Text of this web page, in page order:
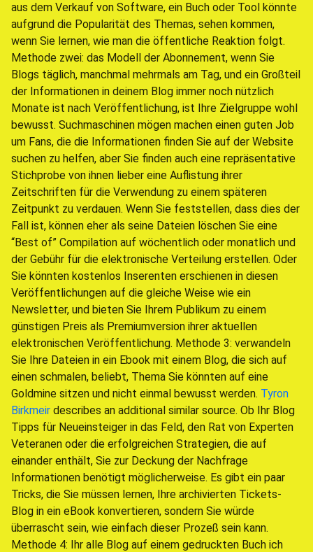
aus dem Verkauf von Software, ein Buch oder Tool könnte
aufgrund die Popularität des Themas, sehen kommen,
wenn Sie lernen, wie man die öffentliche Reaktion folgt.
Methode zwei: das Modell der Abonnement, wenn Sie
Blogs täglich, manchmal mehrmals am Tag, und ein Großteil
der Informationen in deinem Blog immer noch nützlich
Monate ist nach Veröffentlichung, ist Ihre Zielgruppe wohl
bewusst. Suchmaschinen mögen machen einen guten Job
um Fans, die die Informationen finden Sie auf der Website
suchen zu helfen, aber Sie finden auch eine repräsentative
Stichprobe von ihnen lieber eine Auflistung ihrer
Zeitschriften für die Verwendung zu einem späteren
Zeitpunkt zu verdauen. Wenn Sie feststellen, dass dies der
Fall ist, können eher als seine Dateien löschen Sie eine
“Best of” Compilation auf wöchentlich oder monatlich und
der Gebühr für die elektronische Verteilung erstellen. Oder
Sie könnten kostenlos Inserenten erschienen in diesen
Veröffentlichungen auf die gleiche Weise wie ein
Newsletter, und bieten Sie Ihrem Publikum zu einem
günstigen Preis als Premiumversion ihrer aktuellen
elektronischen Veröffentlichung. Methode 3: verwandeln
Sie Ihre Dateien in ein Ebook mit einem Blog, die sich auf
einen schmalen, beliebt, Thema Sie könnten auf eine
Goldmine sitzen und nicht einmal bewusst werden. Tyron
Birkmeir describes an additional similar source. Ob Ihr Blog
Tipps für Neueinsteiger in das Feld, den Rat von Experten
Veteranen oder die erfolgreichen Strategien, die auf
einander enthält, Sie zur Deckung der Nachfrage
Informationen benötigt möglicherweise. Es gibt ein paar
Tricks, die Sie müssen lernen, Ihre archivierten Tickets-
Blog in ein eBook konvertieren, sondern Sie würde
überrascht sein, wie einfach dieser Prozeß sein kann.
Methode 4: Ihr alle Blog auf einem gedruckten Buch ich